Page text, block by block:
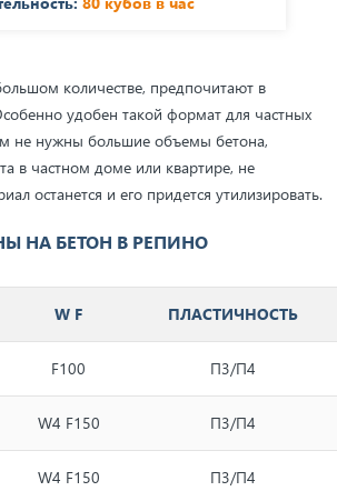
количестве, предпочитают в
удобен такой формат для частных
не нужны большие объемы бетона,
в частном доме или квартире, не
останется и его придется утилизировать.
НА БЕТОН В РЕПИНО
W F ПЛАСТИЧНОСТЬ
F100 П3/П4
W4 F150 П3/П4
W4 F150 П3/П4